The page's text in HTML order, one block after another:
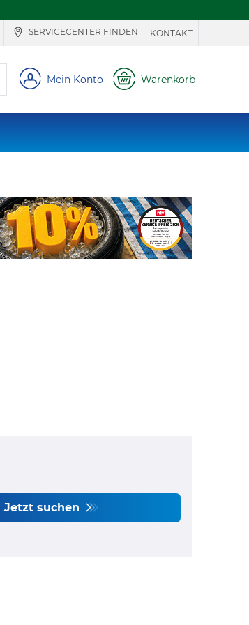
SERVICECENTER FINDEN KONTAKT
Mein Konto Warenkorb
Jetzt suchen